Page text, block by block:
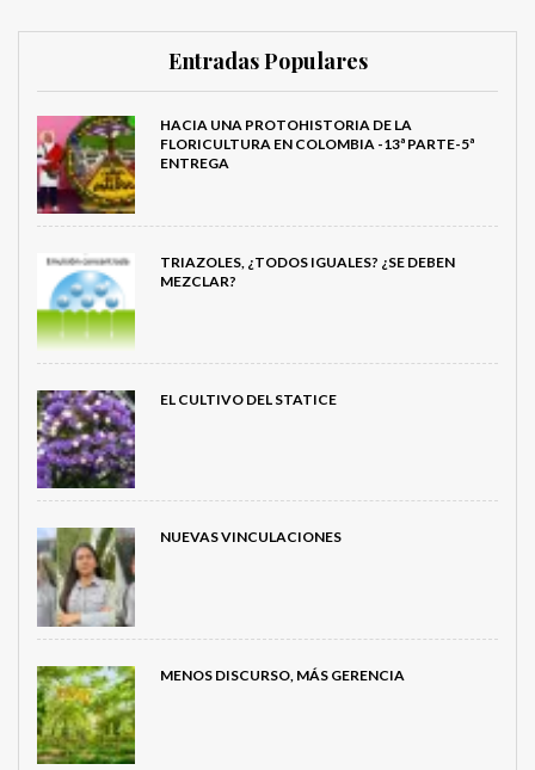
Entradas Populares
HACIA UNA PROTOHISTORIA DE LA
FLORICULTURA EN COLOMBIA -13ª PARTE-5ª
ENTREGA
TRIAZOLES, ¿TODOS IGUALES? ¿SE DEBEN
MEZCLAR?
EL CULTIVO DEL STATICE
NUEVAS VINCULACIONES
MENOS DISCURSO, MÁS GERENCIA